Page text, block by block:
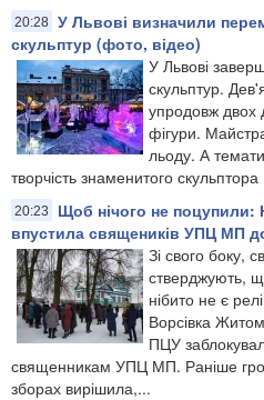
20:28 У Львові визначили
скульптур (фото, відео)
У Львові
скульптур.
упродовж двох
фігури.
льоду. А
творчість знаменитого
20:23
Щоб нічого не
впустила священиків УПЦ МП
Зі свого
стверджують,
нібито не є
Ворсівка
ПЦУ
священникам УПЦ МП. Раніше
зборах вирішила,...